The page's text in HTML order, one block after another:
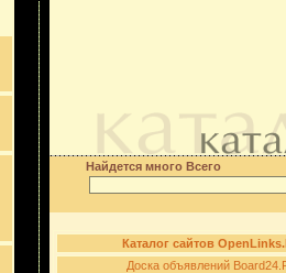
Найдется много Всего
Каталог сайтов
Доска объявлений